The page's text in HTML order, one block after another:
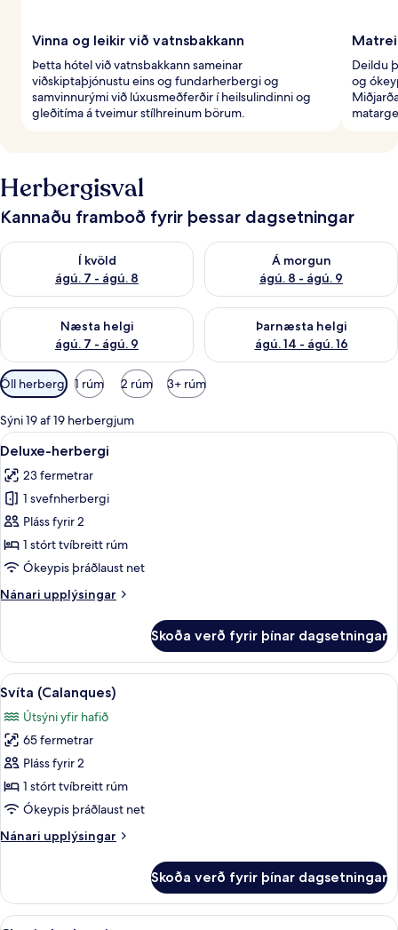
Vinna og leikir við vatnsbakkann
Þetta hótel við vatnsbakkann sameinar
viðskiptaþjónustu eins og fundarherbergi og
samvinnurými við lúxusmeðferðir í heilsulindinni og
gleðitíma á tveimur stílhreinum börum.
Deildu
og
Herbergisval
Kannaðu framboð fyrir þessar dagsetningar
Í kvöld
ágú. 7 - ágú. 8
Athuga framboð í kvöld ágú. 7 - ágú. 8
Á morgun
ágú. 8 - ágú. 9
Athuga framboð á morgun
Næsta helgi
ágú. 7 - ágú. 9
Athuga framboð næstu helgi ágú. 7 - ágú. 9
Þarnæsta helgi
ágú. 14 - ágú. 16
Athuga framboð þarnæstu
Síur
í
boði
fyrir
herbergi
Öll herbergi 1 rúm 2 rúm 3+ rúm
Sýni 19 af 19 herbergjum
Skoða
allar
myndir
fyrir
Deluxe-
herbergi
Deluxe-herbergi | Útsýni úr
5
Deluxe-herbergi
23 fermetrar
1 svefnherbergi
Pláss fyrir 2
1 stórt tvíbreitt rúm
Ókeypis þráðlaust net
Nánari upplýsingar
Nánari
herbergi
Skoða verð fyrir þínar dagsetningar
Skoða
allar
myndir
fyrir
Svíta
(Calanques)
Svíta (Calanques) | Rúmföt af bestu
5
Svíta (Calanques)
Útsýni yfir hafið
65 fermetrar
Pláss fyrir 2
1 stórt tvíbreitt rúm
Ókeypis þráðlaust net
Nánari upplýsingar
Nánari
(Calanques)
Skoða verð fyrir þínar dagsetningar
Skoða
Classic-herbergi | Rúmföt af bestu